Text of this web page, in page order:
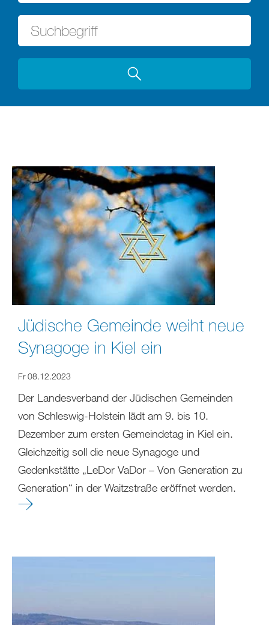
Jüdische Gemeinde weiht neue
Synagoge in Kiel ein
Fr 08.12.2023
Der Landesverband der Jüdischen Gemeinden
von Schleswig-Holstein lädt am 9. bis 10.
Dezember zum ersten Gemeindetag in Kiel ein.
Gleichzeitig soll die neue Synagoge und
Gedenkstätte „LeDor VaDor – Von Generation zu
Generation“ in der Waitzstraße eröffnet werden.